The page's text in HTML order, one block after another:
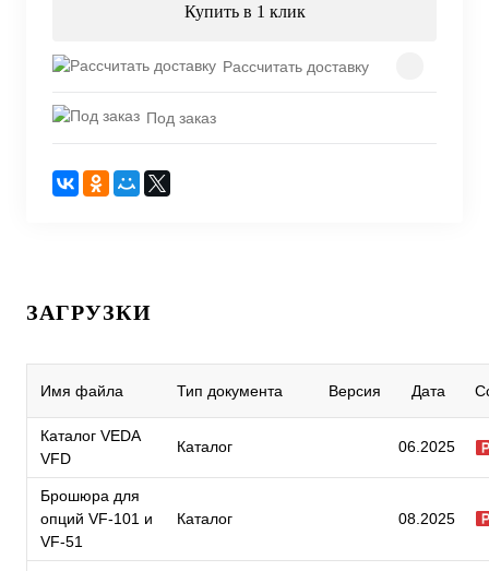
Купить в 1 клик
Рассчитать доставку
Под заказ
ЗАГРУЗКИ
Имя файла Тип документа Версия Дата
Каталог VEDA
VFD
Каталог 06.2025
Брошюра для
опций VF-101 и
VF-51
Каталог 08.2025